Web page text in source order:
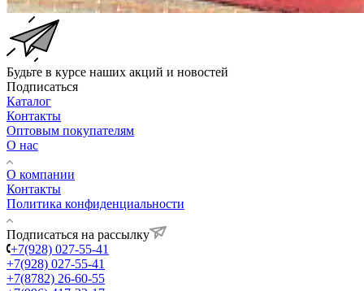
Будьте в курсе наших акций и новостей
Подписаться
Каталог
Контакты
Оптовым покупателям
О нас
О компании
Контакты
Политика конфиденциальности
Подписаться на рассылку
+7(928) 027-55-41
+7(928) 027-55-41
+7(8782) 26-60-55